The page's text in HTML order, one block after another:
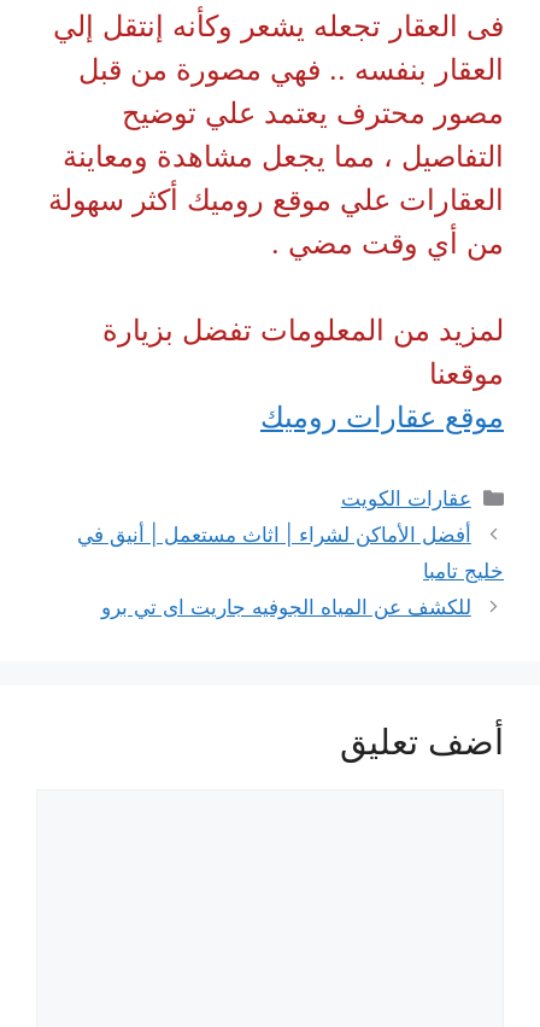
فى العقار تجعله يشعر وكأنه إنتقل إلي
العقار بنفسه .. فهي مصورة من قبل
مصور محترف يعتمد علي توضيح
التفاصيل ، مما يجعل مشاهدة ومعاينة
العقارات علي موقع روميك أكثر سهولة
من أي وقت مضي .
لمزيد من المعلومات تفضل بزيارة
موقعنا
موقع عقارات روميك
التصنيفات
عقارات الكويت
أفضل الأماكن لشراء | اثاث مستعمل | أنيق في
خليج تامبا
للكشف عن المياه الجوفيه جاريت اى تي برو
أضف تعليق